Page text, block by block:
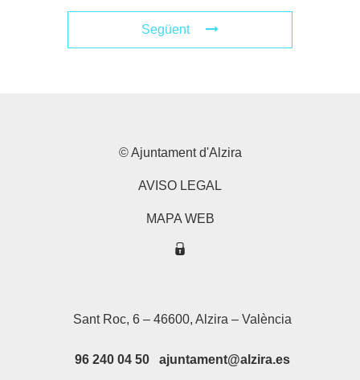
Següent
© Ajuntament d'Alzira
AVISO LEGAL
MAPA WEB
Sant Roc, 6 – 46600, Alzira – València
96 240 04 50 ajuntament@alzira.es